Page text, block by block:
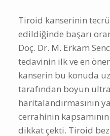
Tiroid kanserinin
edildiğinde başarı
Doç. Dr. M. Erkam
tedavinin ilk ve en
kanserin bu konuda
tarafından boyun
haritalandırmasının
cerrahinin
dikkat çekti. Tiroid